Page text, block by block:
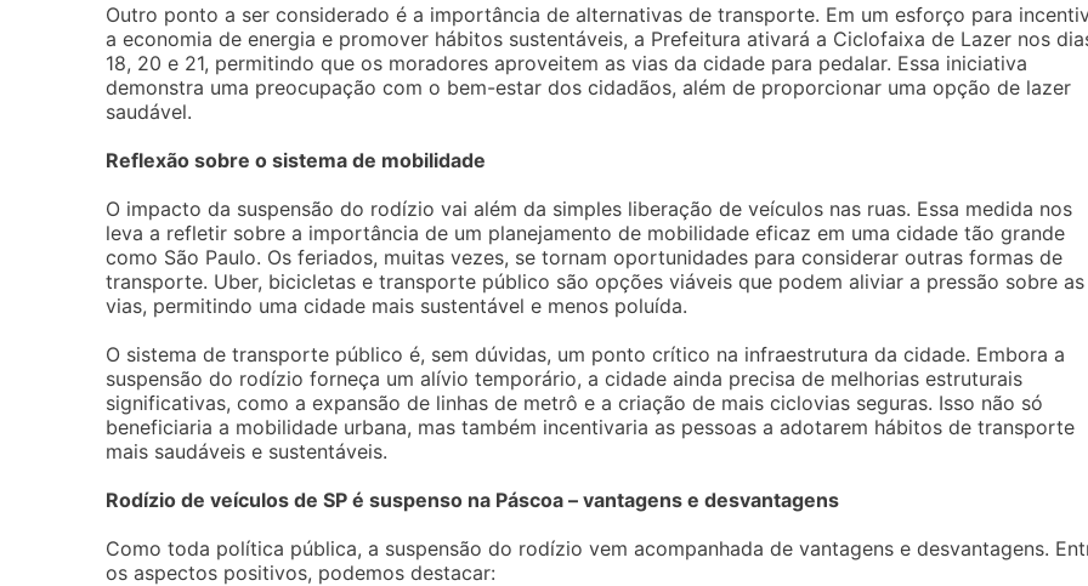
Outro ponto a ser considerado é a importância de alternativas de transporte. Em um esforço para
a economia de energia e promover hábitos sustentáveis, a Prefeitura ativará a Ciclofaixa de Lazer nos
18, 20 e 21, permitindo que os moradores aproveitem as vias da cidade para pedalar. Essa iniciativa
demonstra uma preocupação com o bem-estar dos cidadãos, além de proporcionar uma opção de lazer
saudável.
Reflexão sobre o sistema de mobilidade
O impacto da suspensão do rodízio vai além da simples liberação de veículos nas ruas. Essa medida nos
leva a refletir sobre a importância de um planejamento de mobilidade eficaz em uma cidade tão grande
como São Paulo. Os feriados, muitas vezes, se tornam oportunidades para considerar outras formas de
transporte. Uber, bicicletas e transporte público são opções viáveis que podem aliviar a pressão sobre as
vias, permitindo uma cidade mais sustentável e menos poluída.
O sistema de transporte público é, sem dúvidas, um ponto crítico na infraestrutura da cidade. Embora a
suspensão do rodízio forneça um alívio temporário, a cidade ainda precisa de melhorias estruturais
significativas, como a expansão de linhas de metrô e a criação de mais ciclovias seguras. Isso não só
beneficiaria a mobilidade urbana, mas também incentivaria as pessoas a adotarem hábitos de transporte
mais saudáveis e sustentáveis.
Rodízio de veículos de SP é suspenso na Páscoa – vantagens e desvantagens
Como toda política pública, a suspensão do rodízio vem acompanhada de vantagens e desvantagens.
os aspectos positivos, podemos destacar: